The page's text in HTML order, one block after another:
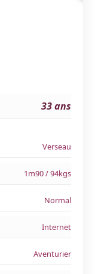
33 ans
Verseau
1m90 / 94kgs
Normal
Internet
Aventurier